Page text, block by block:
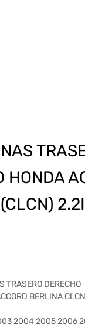
HONDA
TRASERO DERECHO
BERLINA
2004 2005 2006